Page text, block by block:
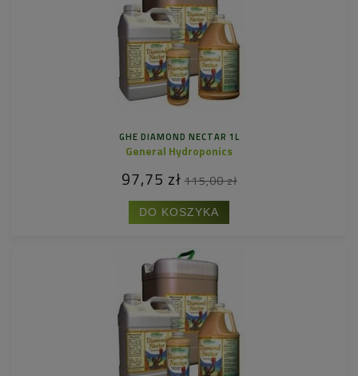
GHE DIAMOND NECTAR 1L
General Hydroponics
97,75 zł 115,00 zł
DO KOSZYKA